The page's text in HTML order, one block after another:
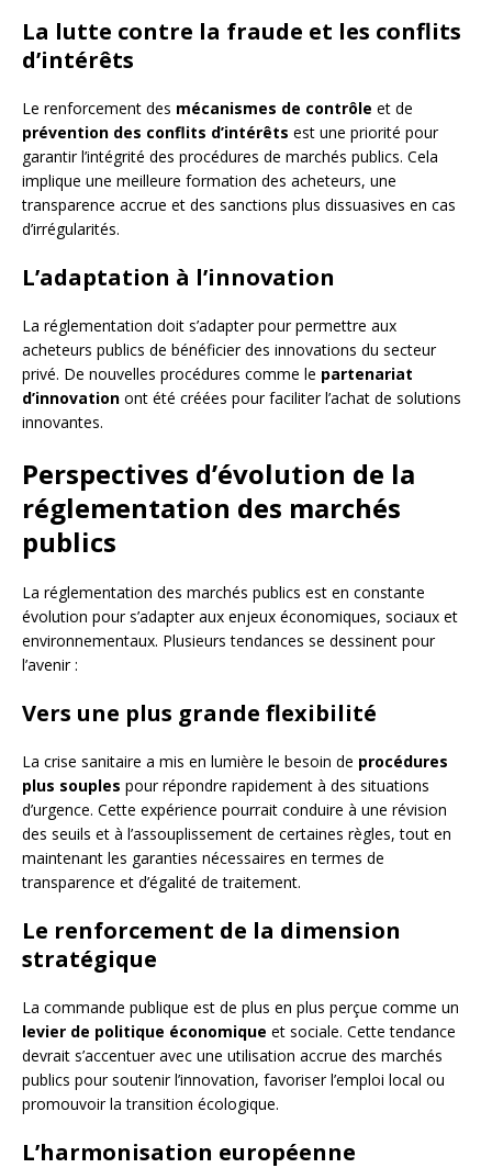
La lutte contre la fraude et les conflits
d’intérêts
Le renforcement des mécanismes de contrôle et de
prévention des conflits d’intérêts est une priorité pour
garantir l’intégrité des procédures de marchés publics. Cela
implique une meilleure formation des acheteurs, une
transparence accrue et des sanctions plus dissuasives en cas
d’irrégularités.
L’adaptation à l’innovation
La réglementation doit s’adapter pour permettre aux
acheteurs publics de bénéficier des innovations du secteur
privé. De nouvelles procédures comme le partenariat
d’innovation ont été créées pour faciliter l’achat de solutions
innovantes.
Perspectives d’évolution de la
réglementation des marchés
publics
La réglementation des marchés publics est en constante
évolution pour s’adapter aux enjeux économiques, sociaux et
environnementaux. Plusieurs tendances se dessinent pour
l’avenir :
Vers une plus grande flexibilité
La crise sanitaire a mis en lumière le besoin de procédures
plus souples pour répondre rapidement à des situations
d’urgence. Cette expérience pourrait conduire à une révision
des seuils et à l’assouplissement de certaines règles, tout en
maintenant les garanties nécessaires en termes de
transparence et d’égalité de traitement.
Le renforcement de la dimension
stratégique
La commande publique est de plus en plus perçue comme un
levier de politique économique et sociale. Cette tendance
devrait s’accentuer avec une utilisation accrue des marchés
publics pour soutenir l’innovation, favoriser l’emploi local ou
promouvoir la transition écologique.
L’harmonisation européenne